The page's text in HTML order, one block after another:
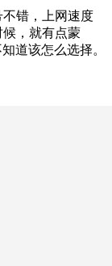
错，上网速度
，就有点蒙
道该怎么选择。